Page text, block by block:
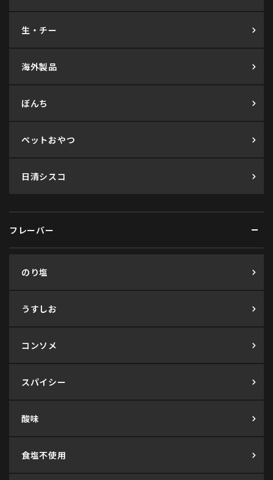
生・チー
海外製品
ぼんち
ペットおやつ
日清シスコ
フレーバー
のり塩
うすしお
コンソメ
スパイシー
酸味
食塩不使用